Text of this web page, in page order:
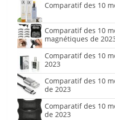
Comparatif des 10
Comparatif des 10
magnétiques de
Comparatif des 10
2023
Comparatif des 10
de 2023
Comparatif des 10
de 2023